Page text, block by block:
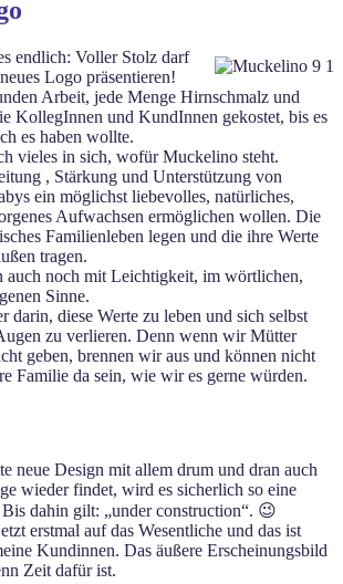
endlich: Voller Stolz darf
Logo präsentieren!
Arbeit, jede Menge Hirnschmalz und
KollegInnen und KundInnen gekostet, bis es
es haben wollte.
vieles in sich, wofür Muckelino steht.
, Stärkung und Unterstützung von
ein möglichst liebevolles, natürliches,
Aufwachsen ermöglichen wollen. Die
Familienleben legen und die ihre Werte
tragen.
auch noch mit Leichtigkeit, im wörtlichen,
Sinne.
darin, diese Werte zu leben und sich selbst
zu verlieren. Denn wenn wir Mütter
geben, brennen wir aus und können nicht
Familie da sein, wie wir es gerne würden.
neue Design mit allem drum und dran auch
wieder findet, wird es sicherlich so eine
dahin gilt: „under construction“. 😉
erstmal auf das Wesentliche und das ist
Kundinnen. Das äußere Erscheinungsbild
Zeit dafür ist.